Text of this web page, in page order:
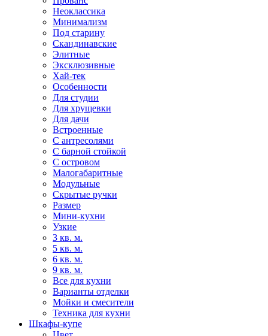
Неоклассика
Минимализм
Под старину
Скандинавские
Элитные
Эксклюзивные
Хай-тек
Особенности
Для студии
Для хрущевки
Для дачи
Встроенные
С антресолями
С барной стойкой
С островом
Малогабаритные
Модульные
Скрытые ручки
Размер
Мини-кухни
Узкие
3 кв. м.
5 кв. м.
6 кв. м.
9 кв. м.
Все для кухни
Варианты отделки
Мойки и смесители
Техника для кухни
Шкафы-купе